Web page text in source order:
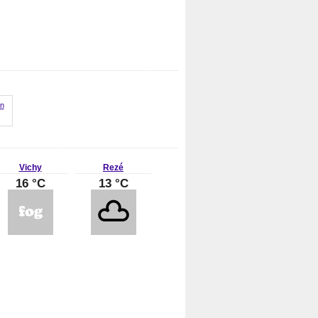
Vichy
16 °C
Rezé
13 °C